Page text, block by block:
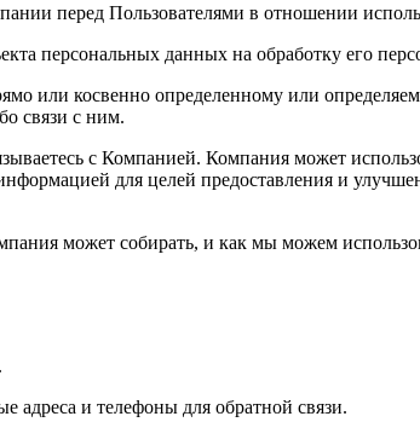
перед Пользователями в отношении
персональных данных на обработку его
или косвенно определенному или
связи с ним.
с Компанией. Компания может
для целей предоставления и
может собирать, и как мы можем
и телефоны для обратной связи.